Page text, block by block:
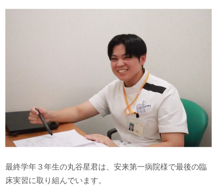
最終学年３年生の丸谷星君は、安来第一病院様で最後の臨
床実習に取り組んでいます。